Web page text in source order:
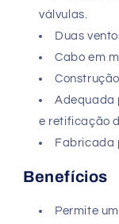
válvulas.
Duas
Cabo em
Adequada
e retificação
Fabricada
Benefícios
Permite